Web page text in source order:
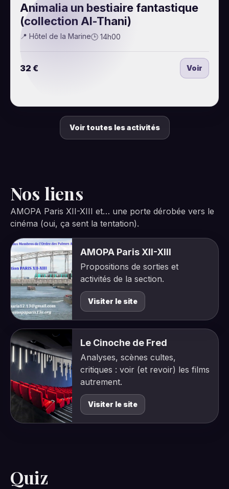
Animalia un bestiaire fantastique
(collection Al-Thani)
📍 Hôtel de la Marine🕒 14h00
32 € Voir
Voir toutes les activités
Nos liens
AMOPA Paris XII-XIII et… une porte dérobée vers le
cinéma (oui, ça sent la tentation).
AMOPA Paris XII-XIII
Propositions de sorties et
activités de la section.
Visiter le site
Le Cinoche de Fred
Analyses, scènes cultes,
critiques : voir (et revoir) les films
autrement.
Visiter le site
Quiz